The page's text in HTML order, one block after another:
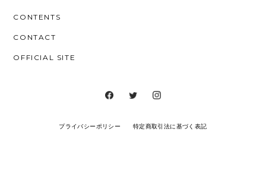
CONTENTS
CONTACT
OFFICIAL SITE
プライバシーポリシー 特定商取引法に基づく表記